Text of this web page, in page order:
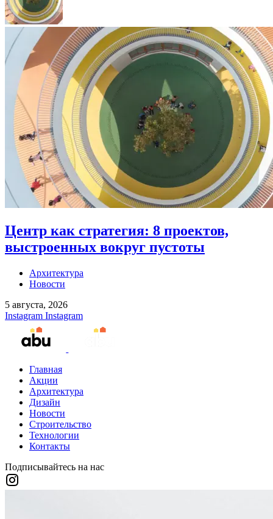
Центр как стратегия: 8 проектов,
выстроенных вокруг пустоты
Архитектура
Новости
5 августа, 2026
Instagram Instagram
Главная
Акции
Архитектура
Дизайн
Новости
Строительство
Технологии
Контакты
Подписывайтесь на нас